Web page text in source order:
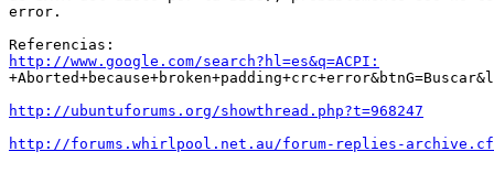
error.
http://www.google.com/search?hl=es&q=ACPI:
http://ubuntuforums.org/showthread.php?t=968247
http://forums.whirlpool.net.au/forum-replies-